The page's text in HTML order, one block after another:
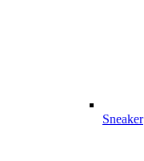
Sneaker